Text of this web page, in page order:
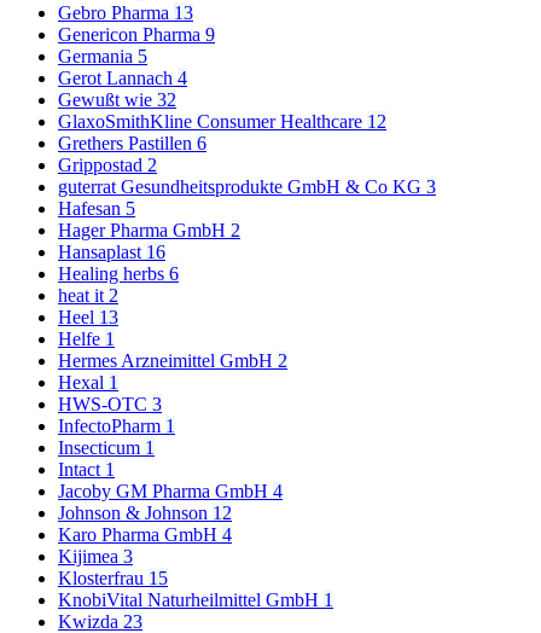
Gebro Pharma 13
Genericon Pharma 9
Germania 5
Gerot Lannach 4
Gewußt wie 32
GlaxoSmithKline Consumer Healthcare 12
Grethers Pastillen 6
Grippostad 2
guterrat Gesundheitsprodukte GmbH & Co KG 3
Hafesan 5
Hager Pharma GmbH 2
Hansaplast 16
Healing herbs 6
heat it 2
Heel 13
Helfe 1
Hermes Arzneimittel GmbH 2
Hexal 1
HWS-OTC 3
InfectoPharm 1
Insecticum 1
Intact 1
Jacoby GM Pharma GmbH 4
Johnson & Johnson 12
Karo Pharma GmbH 4
Kijimea 3
Klosterfrau 15
KnobiVital Naturheilmittel GmbH 1
Kwizda 23